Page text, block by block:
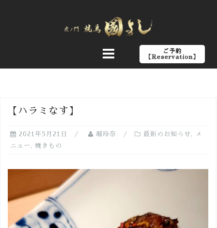
へ
ご予約
【Reservation】
【ハラミなす】
2021年5月21日 堀玲奈 最新のお知らせ ,
メ
ニュー , 焼きもの